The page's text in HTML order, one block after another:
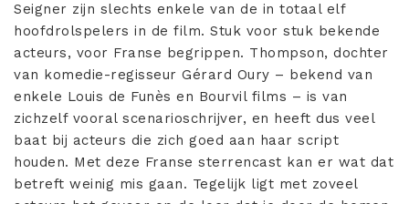
Seigner zijn slechts enkele van de in totaal elf
hoofdrolspelers in de film. Stuk voor stuk bekende
acteurs, voor Franse begrippen. Thompson, dochter
van komedie-regisseur Gérard Oury – bekend van
enkele Louis de Funès en Bourvil films – is van
zichzelf vooral scenarioschrijver, en heeft dus veel
baat bij acteurs die zich goed aan haar script
houden. Met deze Franse sterrencast kan er wat dat
betreft weinig mis gaan. Tegelijk ligt met zoveel